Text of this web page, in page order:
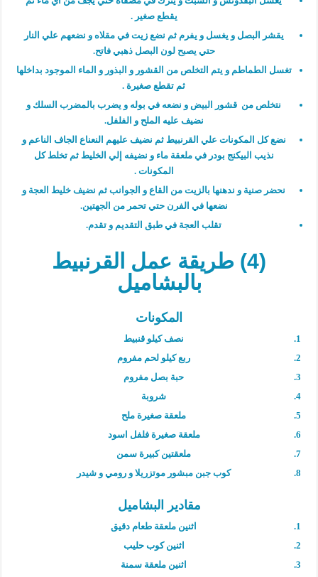
يقطع صغير .
يقشر البصل و يغسل و يفرم ثم نضع زيت في مقلاه و نضعهم علي النار
حتي يصبح لون البصل ذهبي فاتح.
تغسل الطماطم و يتم التخلص من القشور و البذور و الماء الموجود بداخلها
ثم تقطع صغيرة .
نتخلص من قشور البيض و نضعه في بوله و يضرب بالمضرب السلك و
نضيف عليه الملح و الفلفل.
نضع كل المكونات علي القرنبيط ثم نضيف عليهم النعناع الجاف الناعم و
نذيب البيكنج بودر في ملعقة ماء و نضيفه إلي الخليط ثم تخلط كل
المكونات .
نحضر صنية و ندهنها بالزيت من القاع و الجوانب ثم نضيف خليط العجة و
نضعها في الفرن حتي تحمر من الجهتين.
تقلب العجة في طبق التقديم و تقدم.
(4) طريقة عمل القرنبيط
بالبشاميل
المكونات
نصف كيلو قنبيط
ربع كيلو لحم مفروم
حبة بصل مفروم
شروبة
ملعقة صغيرة ملح
ملعقة صغيرة فلفل اسود
ملعقتين كبيرة سمن
كوب جبن مبشور موتزريلا و رومي و شيدر
مقادير البشاميل
اثنين ملعقة طعام دقيق
اثنين كوب حليب
اثنين ملعقة سمنة